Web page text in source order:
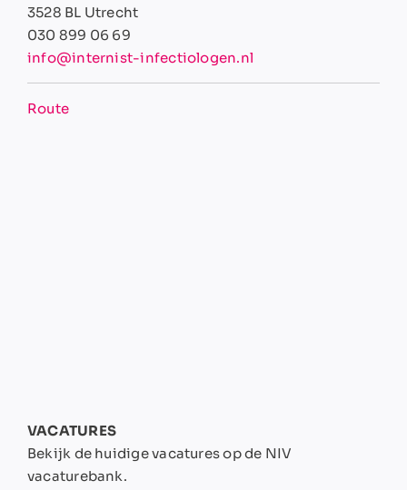
3528 BL Utrecht
030 899 06 69
info@internist-infectiologen.nl
Route
VACATURES
Bekijk de huidige vacatures op de NIV
vacaturebank.